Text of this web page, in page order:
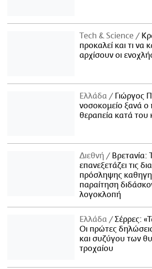
Τech & Science
προκαλεί και τι να
αρχίσουν οι
Ελλάδα
Γιώργος
νοσοκομείο ξανά ο
θεραπεία κατά του
Διεθνή
Βρετανία:
επανεξετάζει τις
πρόσληψης
παραίτηση
λογοκλοπή
Ελλάδα
Σέρρες:
Οι πρώτες
και συζύγου των
τροχαίου